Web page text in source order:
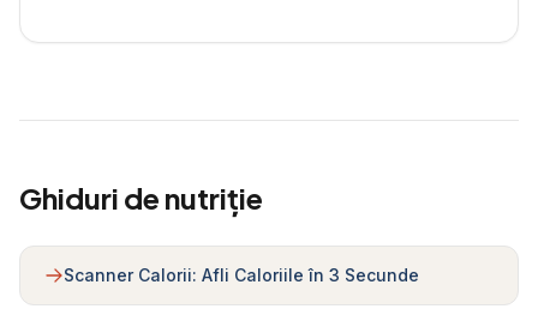
Ghiduri de nutriție
Scanner Calorii: Afli Caloriile în 3 Secunde